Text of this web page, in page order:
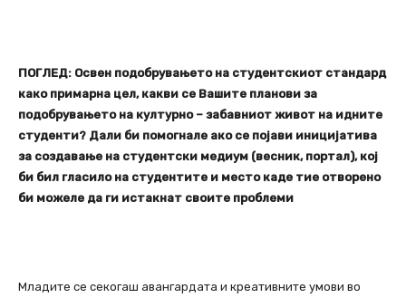
ПОГЛЕД: Освен подобрувањето на студентскиот стандард
како примарна цел, какви се Вашите планови за
подобрувањето на културно – забавниот живот на идните
студенти? Дали би помогнале ако се појави иницијатива
за создавање на студентски медиум (весник, портал), кој
би бил гласило на студентите и место каде тие отворено
би можеле да ги истакнат своите проблеми
Младите се секогаш авангардата и креативните умови во